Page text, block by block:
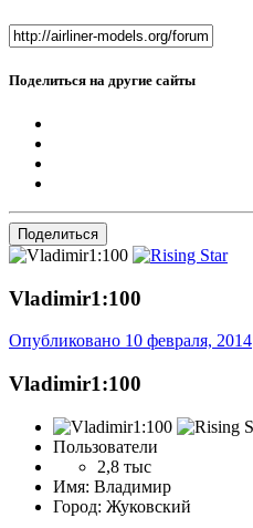
Поделиться на другие сайты
Поделиться
Vladimir1:100
Опубликовано 10 февраля, 2014
Vladimir1:100
Пользователи
2,8 тыс
Имя: Владимир
Город: Жуковский